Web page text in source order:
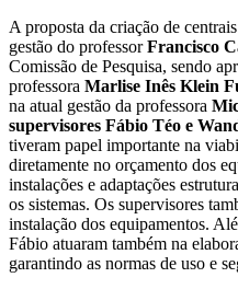
A proposta da criação de
gestão do professorFrancisco
Comissão de Pesquisa, sendo
professora Marlise Inês Klein
na atual gestão da professora
supervisores Fábio Téo e
tiveram papel importante na
diretamente no orçamento dos
instalações e adaptações
os sistemas. Os supervisores
instalação dos equipamentos.
Fábio atuaram também na
garantindo as normas de uso e